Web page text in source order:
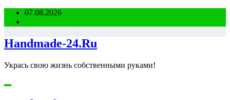
Перейти07.08.2026
Handmade-24.Ru
Укрась свою жизнь собственными руками!